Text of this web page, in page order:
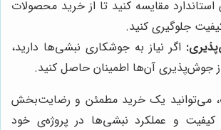
مقایسه کنید تا از خرید محصولات
جلوگیری کنید.
اگر نیاز به جوشکاری نبشی‌ها دارید،
جوش‌پذیری آن‌ها اطمینان حاصل کنید.
می‌توانید یک خرید مطمئن و رضایت‌بخش
کیفیت و عملکرد نبشی‌ها در پروژه‌ی خود